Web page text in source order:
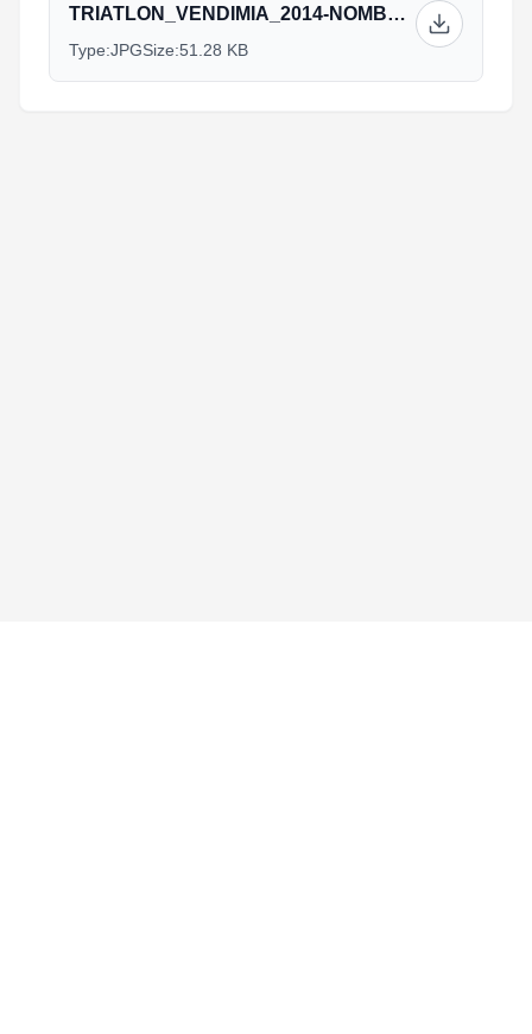
TRIATLON_VENDIMIA_2014-NOMBRE_28_ED.jpg
Type:JPGSize:51.28 KB